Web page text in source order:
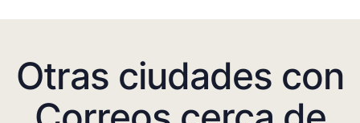
Otras ciudades con